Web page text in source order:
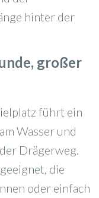
hinter der
großer
führt ein
Wasser und
Drägerweg.
die
oder einfach